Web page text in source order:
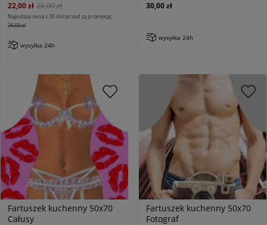
22,00 zł 26,00 zł
Najniższa cena z 30 dni przed tą promocją:
26,00 zł
wysyłka 24h
30,00 zł
wysyłka 24h
Fartuszek kuchenny 50x70
Całusy
Fartuszek kuchenny 50x70
Fotograf